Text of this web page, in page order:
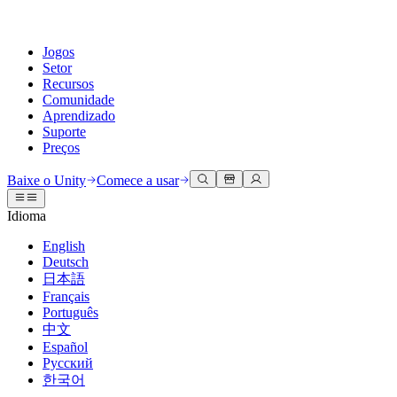
Jogos
Setor
Recursos
Comunidade
Aprendizado
Suporte
Preços
Engine do Unity
Crie jogos 2D e 3D para qualquer plataforma
Colaboração
Colabore e itere rapidamente com sua equipe
Baixe o Unity
Planos e preços
Implante
Multiplataforma
Colaboração 3D
Construa e revise projetos 3D em tempo real
Treinamento imersivo
Treine em ambientes imersivos
Experiências do cliente
Crie experiências interativas em 3D
Setores
Manufatura
Documentação
Ferramentas de desenvolvedor
Versões de lançamento e rastreador de problemas
Roteiro
Revisar recursos futuros
Glossário
Discussões
Eventos
Eventos globais e locais
Histórias da comunidade
Made with Unity
Mostrando criadores do Unity
Unity Learn
Domine habilidades do Unity gratuitamente
Treinamento profissional
Aprimore sua equipe com treinadores do Unity
É iniciante no Unity?
Conceitos básicos
Inicie seu aprendizado
Caminhos Essenciais do Unity
Obter ajuda
Ajudando você a ter sucesso com Unity
Planos de sucesso
Alcance seus objetivos mais rápido com suporte especializado
Perguntas frequentes
Respostas para perguntas comuns
Entre em contato conosco
Conecte-se com nossa equipe
Baixe o Unity Comece a usar
Idioma
English
Deutsch
日本語
Français
Português
中文
Español
Русский
한국어